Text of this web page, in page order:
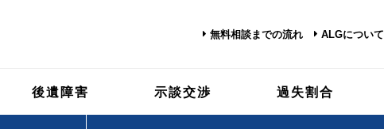
無料相談までの流れ ALGについて
後遺障害 示談交渉 過失割合